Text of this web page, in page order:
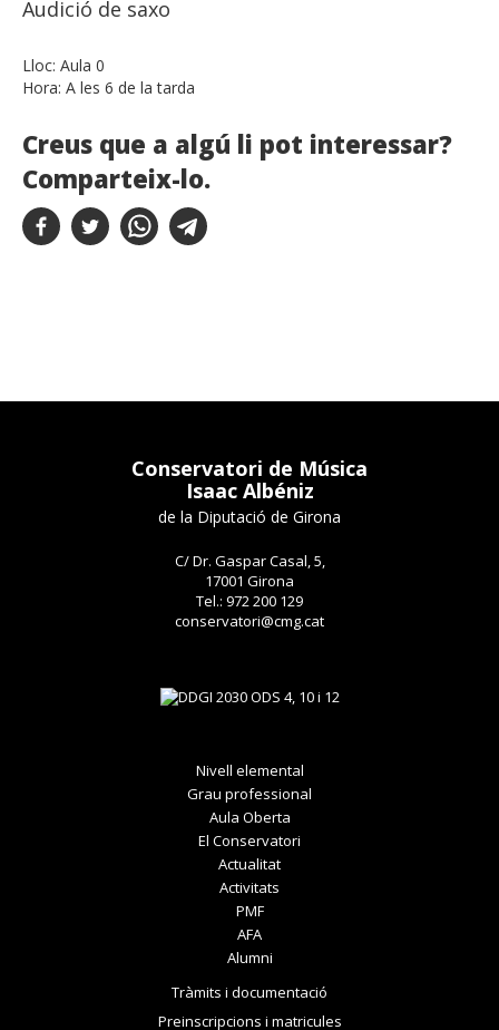
Audició de saxo
Lloc: Aula 0
Hora: A les 6 de la tarda
Creus que a algú li pot interessar?
Comparteix-lo.
Conservatori de Música
Isaac Albéniz
de la Diputació de Girona
C/ Dr. Gaspar Casal, 5,
17001 Girona
Tel.: 972 200 129
conservatori@cmg.cat
Nivell elemental
Grau professional
Aula Oberta
El Conservatori
Actualitat
Activitats
PMF
AFA
Alumni
Tràmits i documentació
Preinscripcions i matricules